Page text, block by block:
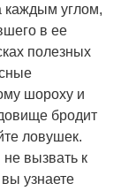
каждым углом,
в ее
полезных
шороху и
бродит
ловушек.
вызвать к
узнаете